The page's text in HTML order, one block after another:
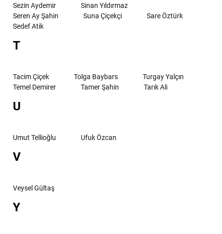
Sezin Aydemir
Sinan Yıldırmaz
Seren Ay Şahin
Suna Çiçekçi
Sare Öztürk
Sedef Atik
T
Tacim Çiçek Tolga Baybars
Turgay Yalçın
Temel Demirer
Tamer Şahin Tarık Ali
U
Umut Tellioğlu Ufuk Özcan
V
Veysel Gültaş
Y